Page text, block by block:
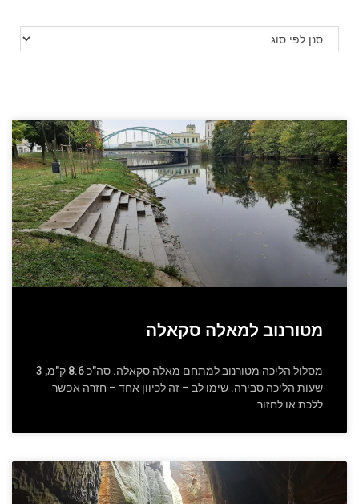
מטורנוב למאלה סקאלה
מסלול הליכה מטורנוב למתחם מאלה סקאלה. סה"כ 8.6 ק"מ, 3
שעות הליכה סבירה. שימו לב – זה לכיוון אחד – חזרה אפשר
ללכת או לחזור